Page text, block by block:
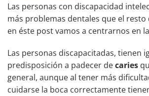
Las personas con discapacidad
más problemas dentales que el resto
en éste post vamos a centrarnos en
Las personas discapacitadas, tienen
predisposición a padecer decaries
general, aunque al tener más
cuidarse la boca correctamente